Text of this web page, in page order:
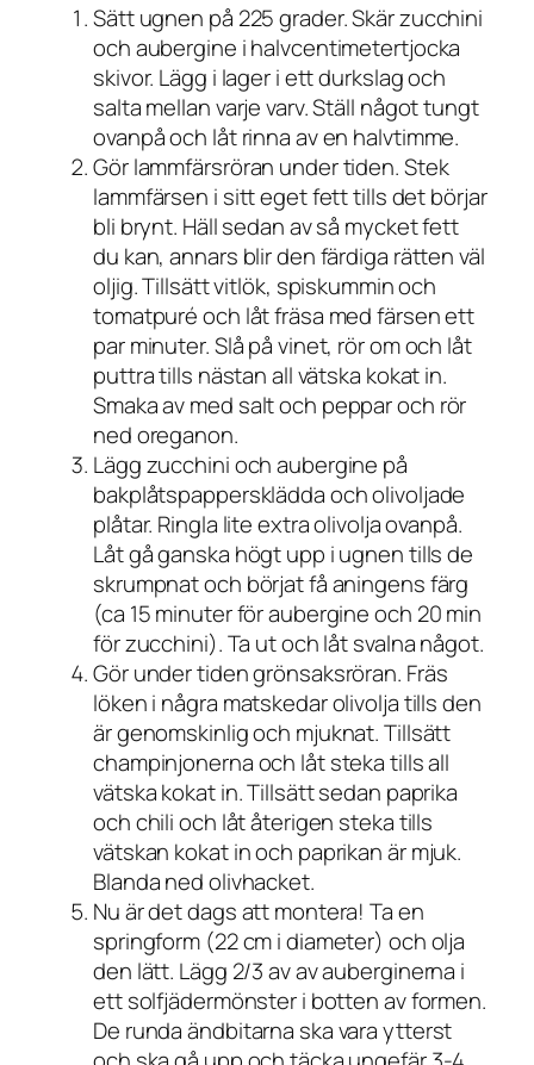
Sätt ugnen på 225 grader. Skär zucchini
och aubergine i halvcentimetertjocka
skivor. Lägg i lager i ett durkslag och
salta mellan varje varv. Ställ något tungt
ovanpå och låt rinna av en halvtimme.
Gör lammfärsröran under tiden. Stek
lammfärsen i sitt eget fett tills det börjar
bli brynt. Häll sedan av så mycket fett
du kan, annars blir den färdiga rätten väl
oljig. Tillsätt vitlök, spiskummin och
tomatpuré och låt fräsa med färsen ett
par minuter. Slå på vinet, rör om och låt
puttra tills nästan all vätska kokat in.
Smaka av med salt och peppar och rör
ned oreganon.
Lägg zucchini och aubergine på
bakplåtspappersklädda och olivoljade
plåtar. Ringla lite extra olivolja ovanpå.
Låt gå ganska högt upp i ugnen tills de
skrumpnat och börjat få aningens färg
(ca 15 minuter för aubergine och 20 min
för zucchini). Ta ut och låt svalna något.
Gör under tiden grönsaksröran. Fräs
löken i några matskedar olivolja tills den
är genomskinlig och mjuknat. Tillsätt
champinjonerna och låt steka tills all
vätska kokat in. Tillsätt sedan paprika
och chili och låt återigen steka tills
vätskan kokat in och paprikan är mjuk.
Blanda ned olivhacket.
Nu är det dags att montera! Ta en
springform (22 cm i diameter) och olja
den lätt. Lägg 2/3 av av auberginerna i
ett solfjädermönster i botten av formen.
De runda ändbitarna ska vara ytterst